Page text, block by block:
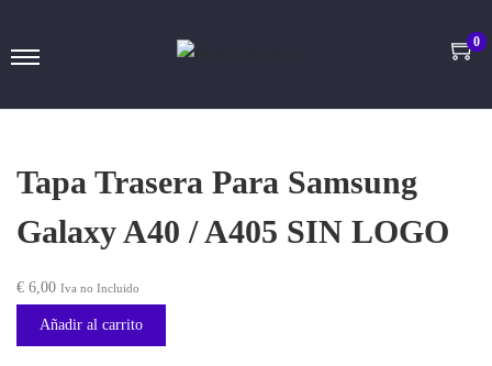
0
Tapa Trasera Para Samsung
Galaxy A40 / A405 SIN LOGO
€ 6,00 Iva no Incluido
Añadir al carrito